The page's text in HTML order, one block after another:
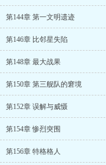
第144章 第一文明遗迹
第146章 比邻星失陷
第148章 最大战果
第150章 第三舰队的窘境
第152章 误解与威慑
第154章 惨烈突围
第156章 特格格人